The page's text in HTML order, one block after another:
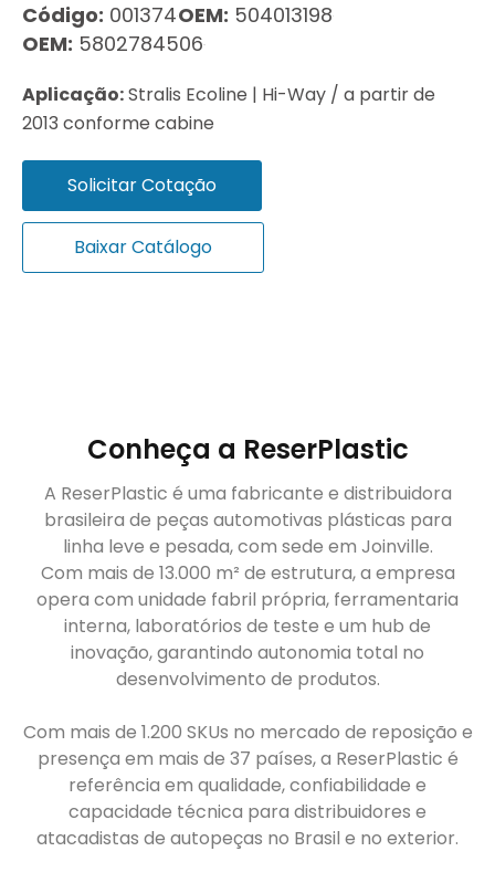
Código: 001374OEM: 504013198
OEM: 5802784506
Aplicação:Stralis Ecoline | Hi-Way / a partir de
2013 conforme cabine
Solicitar Cotação
Baixar Catálogo
Conheça a ReserPlastic
A ReserPlastic é uma fabricante e distribuidora
brasileira de peças automotivas plásticas para
linha leve e pesada, com sede em Joinville.
Com mais de 13.000 m² de estrutura, a empresa
opera com unidade fabril própria, ferramentaria
interna, laboratórios de teste e um hub de
inovação, garantindo autonomia total no
desenvolvimento de produtos.
Com mais de 1.200 SKUs no mercado de reposição e
presença em mais de 37 países, a ReserPlastic é
referência em qualidade, confiabilidade e
capacidade técnica para distribuidores e
atacadistas de autopeças no Brasil e no exterior.